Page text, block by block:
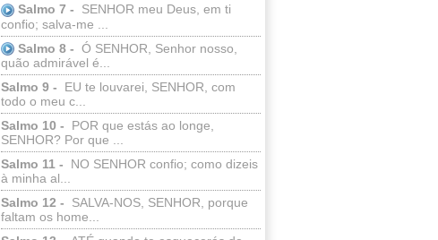
Salmo 7 -
SENHOR meu Deus, em ti
confio; salva-me ...
Salmo 8 - Ó SENHOR, Senhor nosso,
quão admirável é...
Salmo 9 -
EU te louvarei, SENHOR, com
todo o meu c...
Salmo 10 -
POR que estás ao longe,
SENHOR? Por que ...
Salmo 11 -
NO SENHOR confio; como dizeis
à minha al...
Salmo 12 -
SALVA-NOS, SENHOR, porque
faltam os home...